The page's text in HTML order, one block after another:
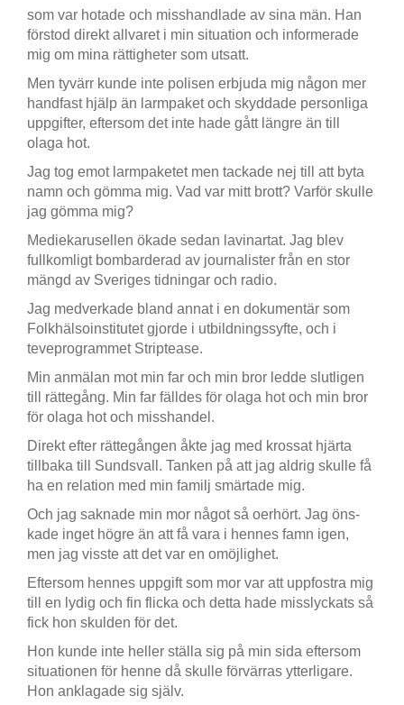
som var hotade och misshandlade av sina män. Han
förstod direkt allvaret i min situation och informerade
mig om mina rättigheter som utsatt.
Men tyvärr kunde inte polisen erbjuda mig någon mer
handfast hjälp än larmpaket och skyddade personliga
uppgifter, eftersom det inte hade gått längre än till
olaga hot.
Jag tog emot larmpaketet men tackade nej till att byta
namn och gömma mig. Vad var mitt brott? Varför skulle
jag gömma mig?
Mediekarusellen ökade sedan lavinartat. Jag blev
fullkomligt bombarderad av journalister från en stor
mängd av Sveriges tidningar och radio.
Jag medverkade bland annat i en dokumentär som
Folkhälsoinstitutet gjorde i utbildningssyfte, och i
teveprogrammet Striptease.
Min anmälan mot min far och min bror ledde slutligen
till rättegång. Min far fälldes för olaga hot och min bror
för olaga hot och misshandel.
Direkt efter rättegången åkte jag med krossat hjärta
tillbaka till Sundsvall. Tanken på att jag aldrig skulle få
ha en relation med min familj smärtade mig.
Och jag saknade min mor något så oerhört. Jag öns-
kade inget högre än att få vara i hennes famn igen,
men jag visste att det var en omöjlighet.
Eftersom hennes uppgift som mor var att uppfostra mig
till en lydig och fin flicka och detta hade misslyckats så
fick hon skulden för det.
Hon kunde inte heller ställa sig på min sida eftersom
situationen för henne då skulle förvärras ytterligare.
Hon anklagade sig själv.